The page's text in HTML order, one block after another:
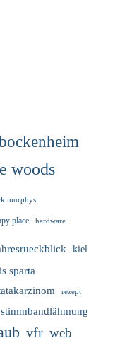
woods
murphys
place hardware
kiel
sparta
rezept
stimmbandlähmung
vfr web